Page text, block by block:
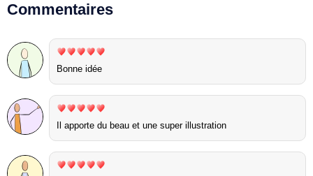
Commentaires
Bonne idée
Il apporte du beau et une super illustration